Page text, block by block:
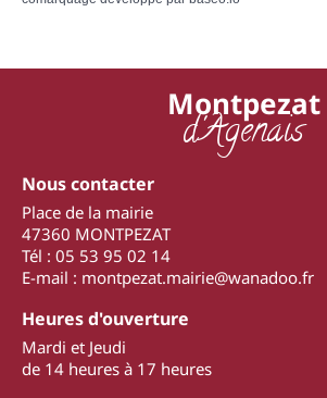
Montpezat
d'Agenais
Nous contacter
Place de la mairie
47360 MONTPEZAT
Tél : 05 53 95 02 14
E-mail : montpezat.mairie@wanadoo.fr
Heures d'ouverture
Mardi et Jeudi
de 14 heures à 17 heures